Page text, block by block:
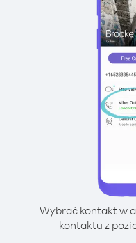
Wybrać kontakt w
kontaktu z